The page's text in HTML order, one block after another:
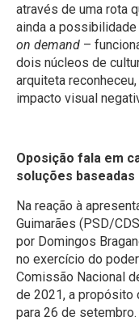
através de uma rota
ainda a
on demand –
dois núcleos de
arquiteta
impacto visual
Oposição fala em
soluções baseadas
Na reação à
Guimarães (PSD/
por Domingos
no exercício do
Comissão Nacional
de 2021, a propósito
para 26 de setembro.